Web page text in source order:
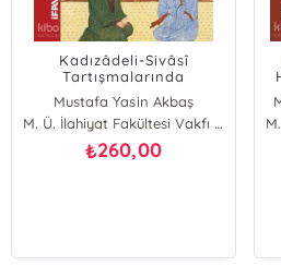
M. Ü. İlahiyat Fakültesi Vakfı Yayınları
Memlük Kahi̇re’si̇nde
Hanefî Ali̇mler ve Hadi̇s
İlmi̇
Muhammed Yakup Kepenek
M. Ü. İlahiyat Fakültesi Vakfı Yayınları
₺357,50